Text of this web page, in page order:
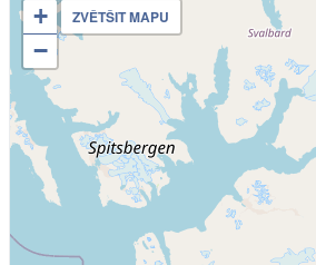
+
−
ZVĚTŠIT MAPU